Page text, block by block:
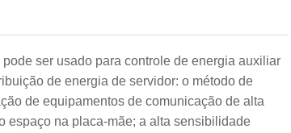
ser usado para controle de energia auxiliar
de energia de servidor: o método de
de equipamentos de comunicação de alta
espaço na placa-mãe; a alta sensibilidade